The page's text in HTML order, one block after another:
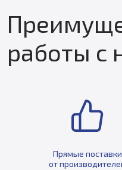
работы с
Прямые поставки
от